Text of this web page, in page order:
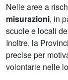
Nelle aree a
misurazioni, in
scuole e locali
Inoltre, la
precise per
volontarie nelle